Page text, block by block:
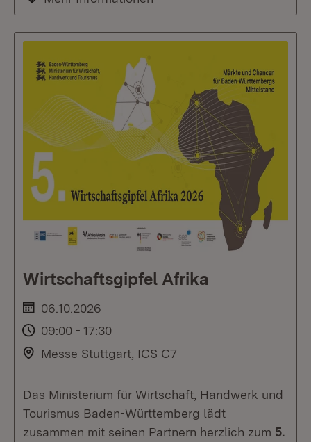
Wirtschaftsgipfel Afrika
06.10.2026
09:00 - 17:30
Messe Stuttgart, ICS C7
Das Ministerium für Wirtschaft, Handwerk und
Tourismus Baden-Württemberg lädt
zusammen mit seinen Partnern herzlich zum 5.